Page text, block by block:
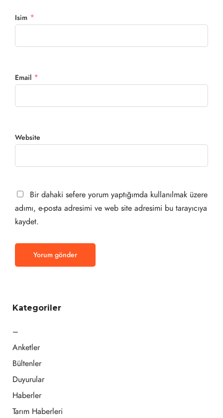
Isim *
Email *
Website
Bir dahaki sefere yorum yaptığımda kullanılmak üzere
adımı, e-posta adresimi ve web site adresimi bu tarayıcıya
kaydet.
Kategoriler
–
Anketler
Bültenler
Duyurular
Haberler
Tarım Haberleri